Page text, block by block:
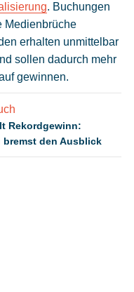
. Buchungen
Medienbrüche
erhalten unmittelbar
sollen dadurch mehr
gewinnen.
Rekordgewinn:
bremst den Ausblick